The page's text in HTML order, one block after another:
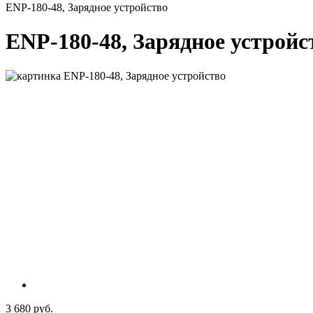
ENP-180-48, Зарядное устройство
ENP-180-48, Зарядное
3 680 руб.